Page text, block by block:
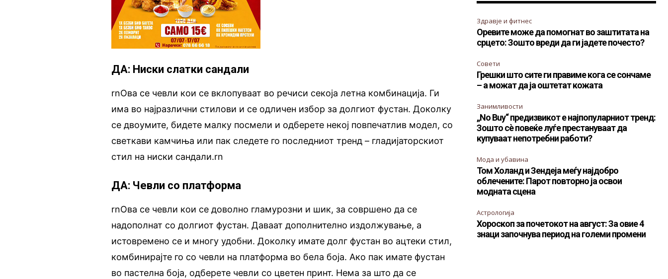
ДА: Ниски слатки сандали
rnОва се чевли кои се вклопуваат во речиси секоја летна комбинација. Ги
има во најразлични стилови и се одличен избор за долгиот фустан. Доколку
се двоумите, бидете малку посмели и одберете некој повпечатлив модел, со
светкави камчиња или пак следете го последниот тренд – гладијаторскиот
стил на ниски сандали.rn
ДА: Чевли со платформа
rnОва се чевли кои се доволно гламурозни и шик, за совршено да се
надополнат со долгиот фустан. Даваат дополнително издолжување, а
истовремено се и многу удобни. Доколку имате долг фустан во ацтеки стил,
комбинирајте го со чевли на платформа во бела боја. Ако пак имате фустан
во пастелна боја, одберете чевли со цветен принт. Нема за што да се
Здравје и фитнес
Оревите може да помогнат во заштитата на
срцето: Зошто вреди да ги јадете почесто?
Совети
Грешки што сите ги правиме кога се сончаме
– а можат да ја оштетат кожата
Занимливости
„No Buy“ предизвикот е најпопуларниот тренд:
Зошто сè повеќе луѓе престануваат да
купуваат непотребни работи?
Мода и убавина
Том Холанд и Зендеја меѓу најдобро
облечените: Парот повторно ја освои
модната сцена
Астрологија
Хороскоп за почетокот на август: За овие 4
знаци започнува период на големи промени